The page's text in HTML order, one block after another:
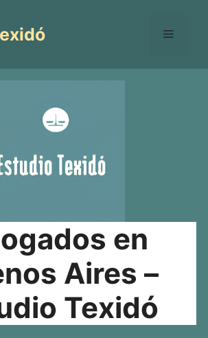
Menú
en
Aires –
Texidó